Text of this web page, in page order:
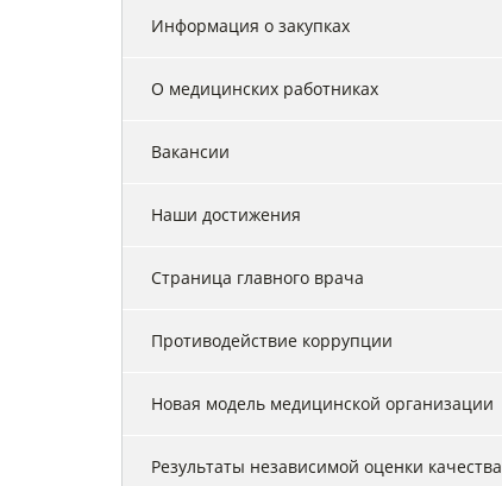
Информация о закупках
О медицинских работниках
Вакансии
Наши достижения
Страница главного врача
Противодействие коррупции
Новая модель медицинской организации
Результаты независимой оценки качества